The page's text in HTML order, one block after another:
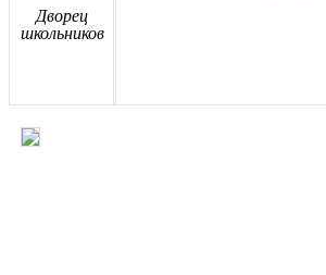
Дворец
школьников